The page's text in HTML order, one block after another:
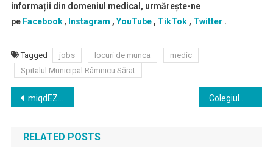
informații din domeniul medical, urmărește-ne
pe Facebook, Instagram , YouTube, TikTok, Twitter .
Tagged jobs locuri de munca
medic
Spitalul Municipal Râmnicu Sărat
Navigare
în
articole
miqdEZH58dnuKNd8lAUdSBQ0kB03TYMurZ1zg6us.html
RELATED POSTS